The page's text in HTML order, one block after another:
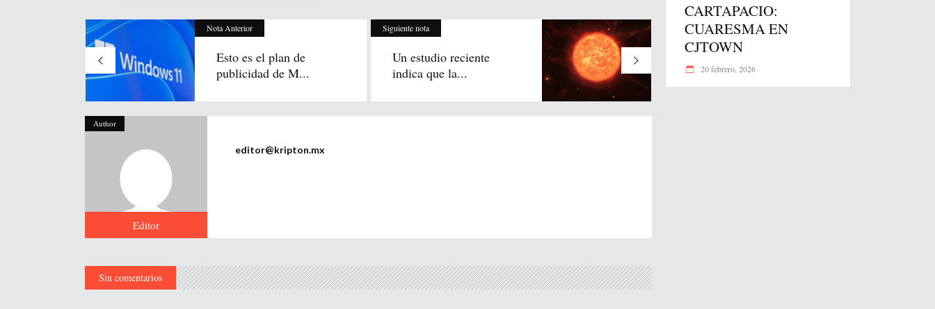
Nota Anterior
Esto es el plan de
publicidad de M...
Siguiente nota
Un estudio reciente
indica que la...
Author
Editor
editor@kripton.mx
Sin comentarios
CARTAPACIO:
CUARESMA EN
CJTOWN
20 febrero, 2026